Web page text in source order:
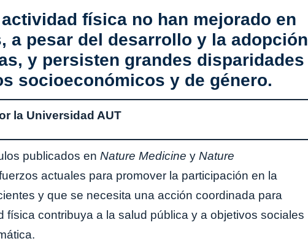
física no han mejorado en
a pesar del desarrollo y la adopción
y persisten grandes disparidades
socioeconómicos y de género.
la Universidad AUT
publicados en Nature Medicine y Nature
actuales para promover la participación en la
y que se necesita una acción coordinada para
física contribuya a la salud pública y a objetivos sociales